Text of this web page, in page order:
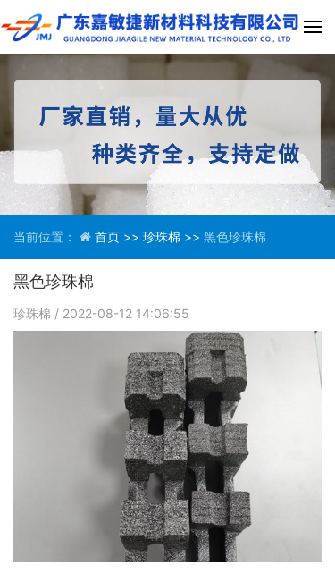
当前位置： 首页 >> 珍珠棉 >> 黑色珍珠棉
黑色珍珠棉
珍珠棉 / 2022-08-12 14:06:55